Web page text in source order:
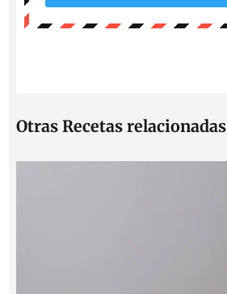
Otras Recetas relacionadas